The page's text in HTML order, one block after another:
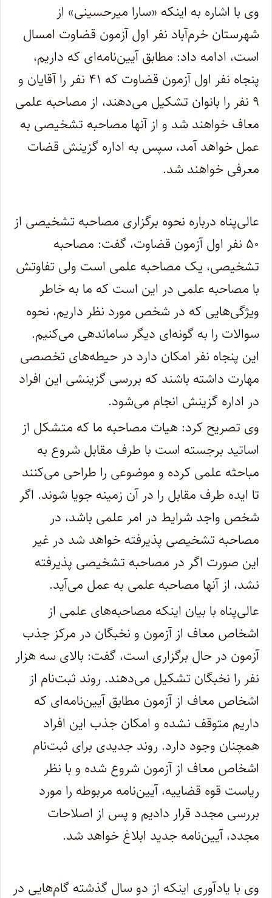
وی با اشاره به اینکه «سارا میرحسینی» از
شهرستان خرم‌آباد نفر اول آزمون قضاوت امسال
است، ادامه داد: مطابق آیین‌نامه‌ای که داریم،
پنجاه نفر اول آزمون قضاوت که ۴۱ نفر را آقایان و
۹ نفر را بانوان تشکیل می‌دهند، از مصاحبه علمی
معاف خواهند شد و از آنها مصاحبه تشخیصی به
عمل خواهد آمد، سپس به اداره گزینش قضات
معرفی خواهند شد.
عالی‌پناه درباره نحوه برگزاری مصاحبه تشخیصی از
۵۰ نفر اول آزمون قضاوت، گفت: مصاحبه
تشخیصی، یک مصاحبه علمی است ولی تفاوتش
با مصاحبه علمی در این است که ما به خاطر
ویژگی‌هایی که در شخص مورد نظر داریم، نحوه
سوالات را به گونه‌ای دیگر ساماندهی می‌کنیم.
این پنجاه نفر امکان دارد در حیطه‌های تخصصی
مهارت داشته باشند که بررسی گزینشی این افراد
در اداره گزینش انجام می‌شود.
وی تصریح کرد: هیات مصاحبه ما که متشکل از
اساتید برجسته است با طرف مقابل شروع به
مباحثه علمی کرده و موضوعی را طراحی می‌کنند
تا ایده طرف مقابل را در آن زمینه جویا شوند. اگر
شخص واجد شرایط در امر علمی باشد، در
مصاحبه تشخیصی پذیرفته خواهد شد در غیر
این صورت اگر در مصاحبه تشخیصی پذیرفته
نشد، از آنها مصاحبه علمی به عمل می‌آید.
عالی‌پناه با بیان اینکه مصاحبه‌های علمی از
اشخاص معاف از آزمون و نخبگان در مرکز جذب
آزمون در حال برگزاری است، گفت: بالای سه هزار
نفر را نخبگان تشکیل می‌دهند. روند ثبت‌نام از
اشخاص معاف از آزمون مطابق آیین‌نامه‌ای که
داریم متوقف نشده و امکان جذب این افراد
همچنان وجود دارد. روند جدیدی برای ثبت‌نام
اشخاص معاف از آزمون شروع شده و با نظر
ریاست قوه قضاییه، آیین‌نامه مربوطه را مورد
بررسی مجدد قرار دادیم و پس از اصلاحات
مجدد، آیین‌نامه جدید ابلاغ خواهد شد.
وی با یادآوری اینکه از دو سال گذشته گام‌هایی در